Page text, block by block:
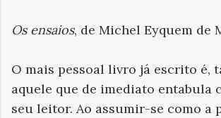
Os ensaios, de Michel Eyquem de
O mais pessoal livro já escrito é,
aquele que de imediato entabula
seu leitor. Ao assumir-se como a